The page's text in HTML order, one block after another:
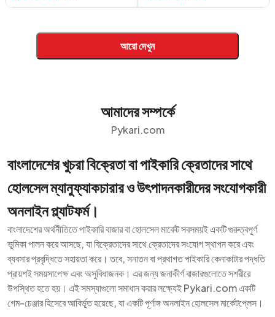
আরো দেখুন
আমাদের সম্পর্কে
Pykari.com
বাংলাদেশের খুচরা বিক্রেতা বা পাইকারি ক্রেতাদের সাথে
হোলসেল ম্যানুফ্যাকচারার ও উৎপাদনকারীদের সংযোগকারী
অনলাইন প্ল্যাটফর্ম।
বাংলাদেশের অর্থনীতিতে পাইকারি বাজার বা হোলসেল মার্কেট সবসময়ই একটি গুরুত্বপূর্ণ
ভূমিকা পালন করে আসছে, যা বিক্রেতাদের সাথে ক্রেতাদের সংযোগ স্থাপন করে এবং
ব্যবসার প্রবৃদ্ধিতে সহায়তা করে। তবে, সনাতন বা প্রথাগত পাইকারি কেনাকাটার পদ্ধতি
প্রায়শই সময়সাপেক্ষ এবং অসুবিধাজনক। এর জন্য জনাকীর্ণ বাজারগুলোতে সশরীরে
উপস্থিত হতে হয়। এই সমস্যাগুলো সমাধান করার লক্ষ্যেই Pykari.com একটি
গেম-চেঞ্জার হিসেবে আবির্ভূত হয়েছে, যা একটি পূর্ণাঙ্গ অনলাইন হোলসেল মার্কেটপ্লেস।